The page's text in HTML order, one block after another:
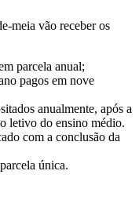
meia vão receber os
parcela anual;
pagos em nove
anualmente, após a
letivo do ensino médio.
com a conclusão da
única.